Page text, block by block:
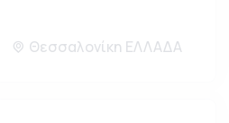
Θεσσαλονίκη ΕΛΛΑΔΑ